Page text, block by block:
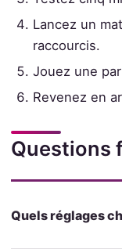
Lancez un
raccourcis.
Jouez une
Revenez en
Questions
Quels réglages